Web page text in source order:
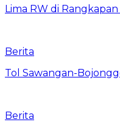
Lima RW di
Berita
Tol Sawangan-
Berita